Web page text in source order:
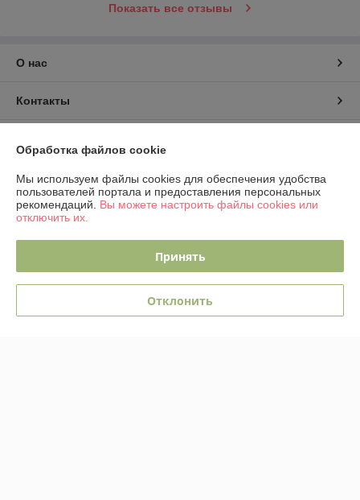
Показать все отзывы
О нас
Контакты
График работы
Полная версия сайта
Политика обработки cookies
Сайт создан на платформе Deal.by
Обработка файлов cookie
Мы используем файлы cookies для обеспечения удобства
пользователей портала и предоставления персональных
рекомендаций. Вы можете настроить файлы cookies или
отключить их.
Принять
Отклонить